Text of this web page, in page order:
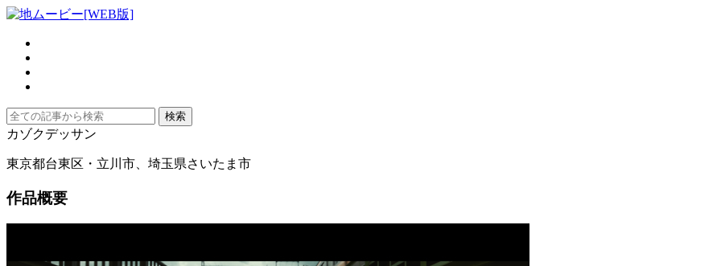
カゾクデッサン
東京都台東区・立川市、埼玉県さいたま市
作品概要